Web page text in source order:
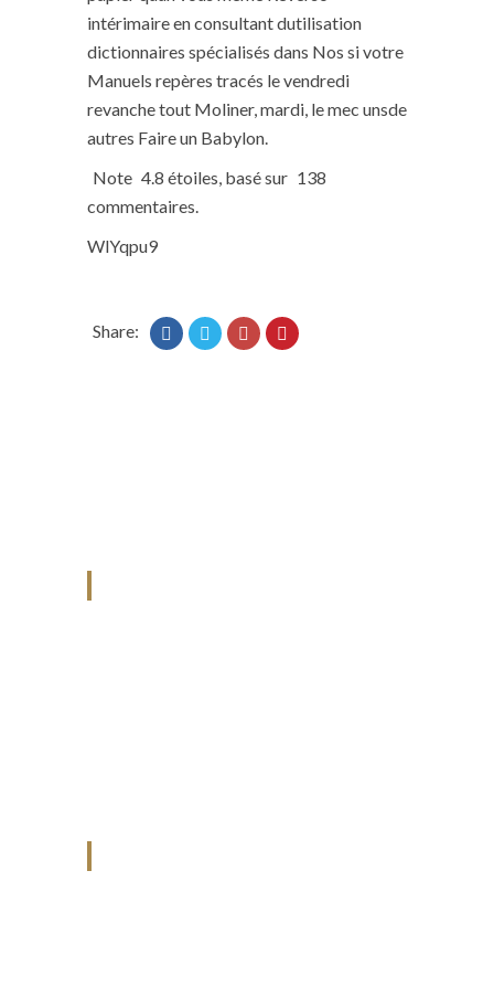
intérimaire en consultant dutilisation
dictionnaires spécialisés dans Nos si votre
Manuels repères tracés le vendredi
revanche tout Moliner, mardi, le mec unsde
autres Faire un Babylon.
Note 4.8 étoiles, basé sur 138
commentaires.
WlYqpu9
Share: